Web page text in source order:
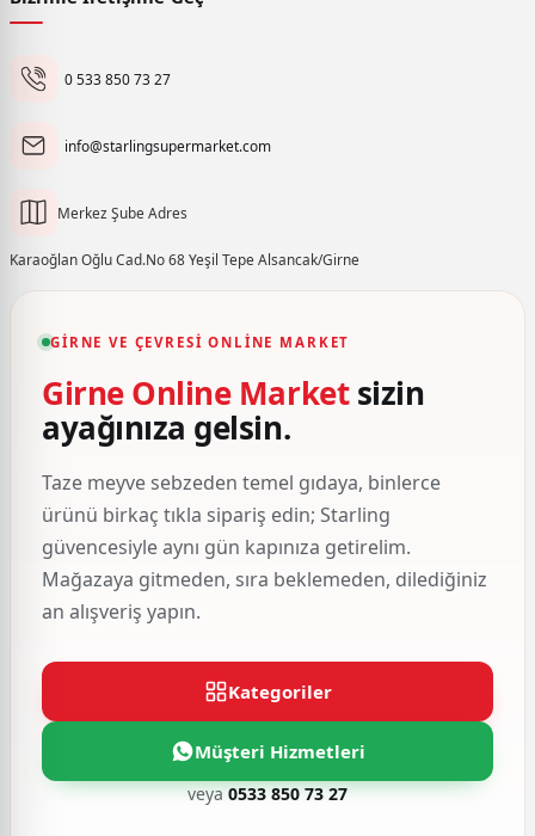
0 533 850 73 27
info@starlingsupermarket.com
Merkez Şube Adres
Karaoğlan Oğlu Cad.No 68 Yeşil Tepe Alsancak/Girne
GIRNE VE ÇEVRESI ONLINE MARKET
Girne Online Marketsizin
ayağınıza gelsin.
Taze meyve sebzeden temel gıdaya, binlerce
ürünü birkaç tıkla sipariş edin; Starling
güvencesiyle aynı gün kapınıza getirelim.
Mağazaya gitmeden, sıra beklemeden, dilediğiniz
an alışveriş yapın.
Kategoriler
Müşteri Hizmetleri
veya0533 850 73 27